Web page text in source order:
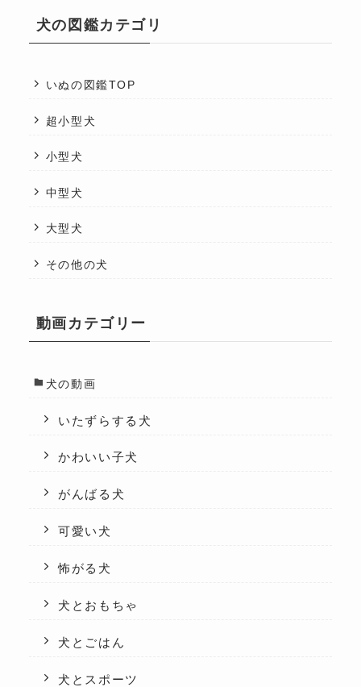
犬の図鑑カテゴリ
いぬの図鑑TOP
超小型犬
小型犬
中型犬
大型犬
その他の犬
動画カテゴリー
犬の動画
いたずらする犬
かわいい子犬
がんばる犬
可愛い犬
怖がる犬
犬とおもちゃ
犬とごはん
犬とスポーツ